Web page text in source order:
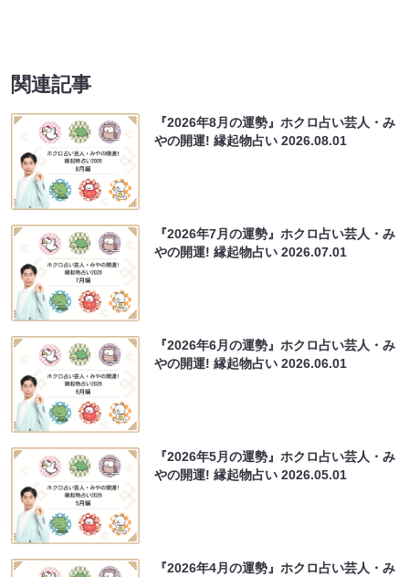
関連記事
『2026年8月の運勢』ホクロ占い芸人・み
やの開運! 縁起物占い2026.08.01
『2026年7月の運勢』ホクロ占い芸人・み
やの開運! 縁起物占い2026.07.01
『2026年6月の運勢』ホクロ占い芸人・み
やの開運! 縁起物占い2026.06.01
『2026年5月の運勢』ホクロ占い芸人・み
やの開運! 縁起物占い2026.05.01
『2026年4月の運勢』ホクロ占い芸人・み